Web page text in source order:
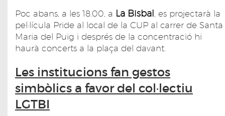
Poc abans, a les 18.00, a La Bisbal , es projectarà la
pel·lícula Pride al local de la CUP al carrer de Santa
Maria del Puig i després de la concentració hi
haurà concerts a la plaça del davant.
Les institucions fan gestos
simbòlics a favor del col·lectiu
LGTBI